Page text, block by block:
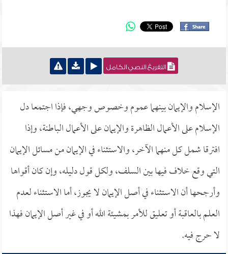
التفريغ النصي الكامل
الإسلام والإيمان بينهما عموم وخصوص وجهي، فإذا اجتمعا دل
الإسلام على الأعمال الظاهرة والإيمان على الأعمال الباطنة، وإذا
افترقا شمل كل منهما الآخر، والاستثناء في الإيمان من مسائل الإيمان
التي وقع خلاف فيها بين السلف، ولكل قول دليله، وإن كان أقواها
وأرجحها أن الاستثناء في أصل الإيمان لا يجوز، أما الاستثناء لعدم
العلم بالعاقبة أو تعليق للأمر بمشيئة الله أو في غير أصل الإيمان فهذا
لا حرج فيه.